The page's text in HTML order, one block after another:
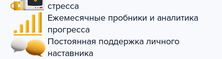
стресса
Ежемесячные пробники и аналитика
прогресса
Постоянная поддержка личного
наставника